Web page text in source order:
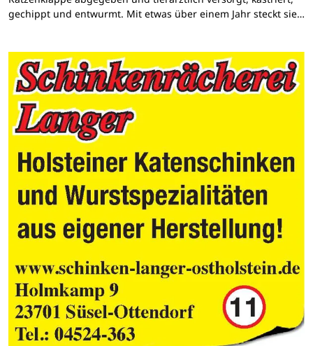
gechippt und entwurmt. Mit etwas über einem Jahr steckt sie…